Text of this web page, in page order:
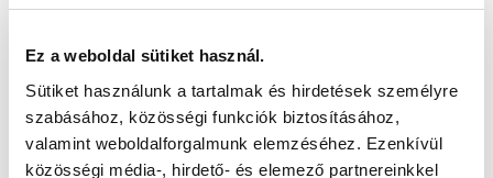
Ez a weboldal sütiket használ.
Sütiket használunk a tartalmak és hirdetések személyre
szabásához, közösségi funkciók biztosításához,
valamint weboldalforgalmunk elemzéséhez. Ezenkívül
közösségi média-, hirdető- és elemező partnereinkkel
Elfogadom azAdatvédelmi tájékoztatót !